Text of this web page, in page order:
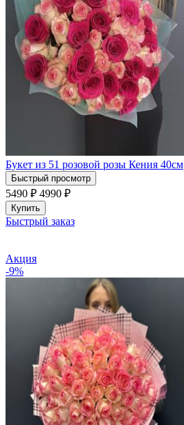
Букет из 51 розовой розы Кения 40см
Быстрый просмотр
5490 ₽ 4990 ₽
Купить
Быстрый заказ
Акция
-9%